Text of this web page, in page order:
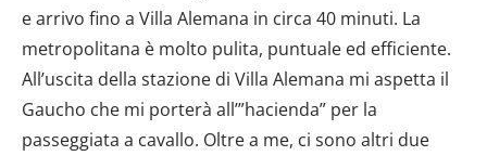
e arrivo fino a Villa Alemana in circa 40 minuti. La
metropolitana è molto pulita, puntuale ed efficiente.
All’uscita della stazione di Villa Alemana mi aspetta il
Gaucho che mi porterà all’”hacienda” per la
passeggiata a cavallo. Oltre a me, ci sono altri due